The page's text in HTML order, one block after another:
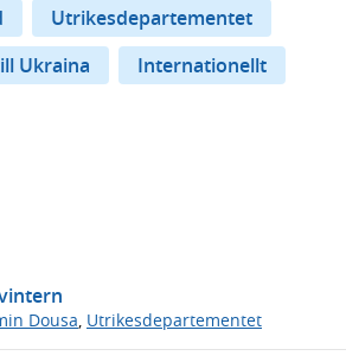
Utrikesdepartementet
Ukraina
Internationellt
Dousa Utrikesdepartementet